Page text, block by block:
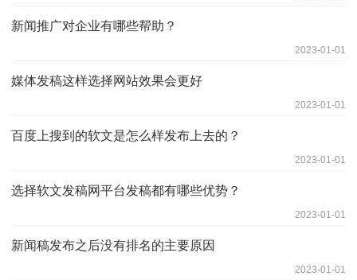
新闻推广对企业有哪些帮助？
2023-01-01
媒体发稿这样选择网站效果会更好
2023-01-01
百度上搜到的软文是怎么样发布上去的？
2023-01-01
选择软文发稿网平台发稿都有哪些优势？
2023-01-01
新闻稿发布之后没有排名的主要原因
2023-01-01